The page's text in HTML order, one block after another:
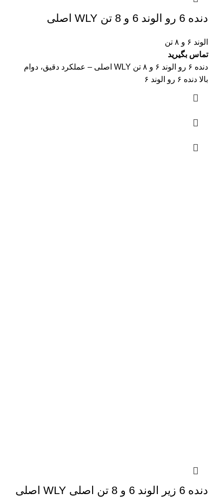
دنده 6 رو الوند 6 و 8 تن WLY اصلی
الوند ۶ و ۸ تن
تماس بگیرید
دنده ۶ رو الوند ۶ و ۸ تن WLY اصلی – عملکرد دقیق، دوام
بالا دنده ۶ رو الوند ۶
دنده 6 زیر الوند 6 و 8 تن اصلی WLY اصلی